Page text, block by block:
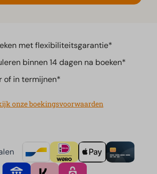
met flexibiliteitsgarantie*
binnen 14 dagen na boeken*
of in termijnen*
onze boekingsvoorwaarden